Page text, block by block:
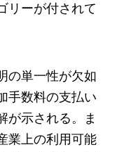
リーが付されて
の単一性が欠如
手数料の支払い
が示される。ま
業上の利用可能